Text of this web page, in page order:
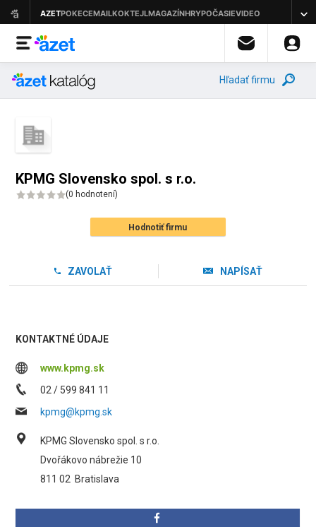
Hľadať firmu
KPMG Slovensko spol. s r.o.
(0 hodnotení)
Hodnotiť firmu
ZAVOLAŤ NAPÍSAŤ
KONTAKTNÉ ÚDAJE
www.kpmg.sk
02 / 599 841 11
kpmg@kpmg.sk
KPMG Slovensko spol. s r.o.
Dvořákovo nábrežie 10
811 02 Bratislava